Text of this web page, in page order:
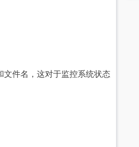
文件名，这对于监控系统状态